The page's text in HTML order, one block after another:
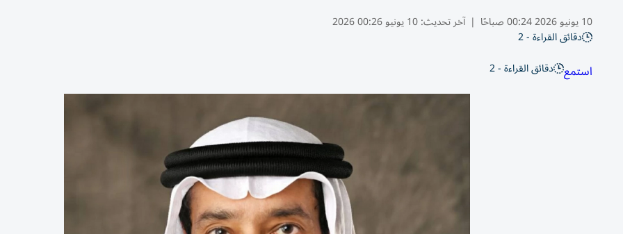
10 يونيو 2026 00:24 صباحًا | آخر تحديث:10 يونيو 00:26 2026
دقائق القراءة - 2
استمع دقائق القراءة - 2